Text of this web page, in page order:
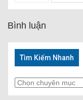
Bình luận
Tìm Kiếm Nhanh
Tìm
Kiếm